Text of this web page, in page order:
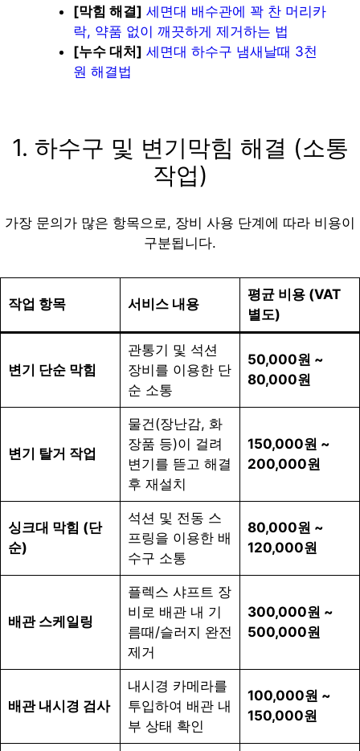
[막힘 해결] 세면대 배수관에 꽉 찬 머리카
락, 약품 없이 깨끗하게 제거하는 법
[누수 대처] 세면대 하수구 냄새날때 3천
원 해결법
1. 하수구 및 변기막힘 해결 (소통
작업)
가장 문의가 많은 항목으로, 장비 사용 단계에 따라 비용이
구분됩니다.
작업 항목 서비스 내용
평균 비용 (VAT
별도)
변기 단순 막힘
관통기 및 석션
장비를 이용한 단
순 소통
50,000원 ~
80,000원
변기 탈거 작업
물건(장난감, 화
장품 등)이 걸려
변기를 뜯고 해결
후 재설치
150,000원 ~
200,000원
싱크대 막힘 (단
순)
석션 및 전동 스
프링을 이용한 배
수구 소통
80,000원 ~
120,000원
배관 스케일링
플렉스 샤프트 장
비로 배관 내 기
름때/슬러지 완전
제거
300,000원 ~
500,000원
배관 내시경 검사
내시경 카메라를
투입하여 배관 내
부 상태 확인
100,000원 ~
150,000원